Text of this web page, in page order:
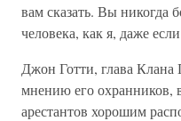
вам сказать. Вы никогда
человека, как я, даже
Джон Готти, глава Клана
мнению его охранников,
арестантов хорошим